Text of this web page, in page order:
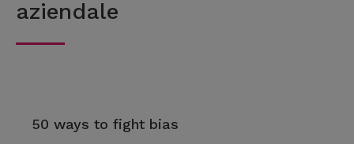
aziendale
50 ways to fight bias